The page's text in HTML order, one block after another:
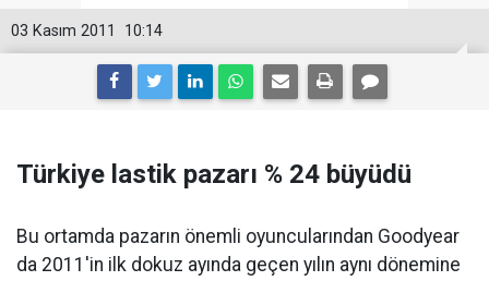
10:14
03 Kasım 2011
Türkiye lastik pazarı % 24 büyüdü
Bu ortamda pazarın önemli oyuncularından Goodyear
da 2011'in ilk dokuz ayında geçen yılın aynı dönemine